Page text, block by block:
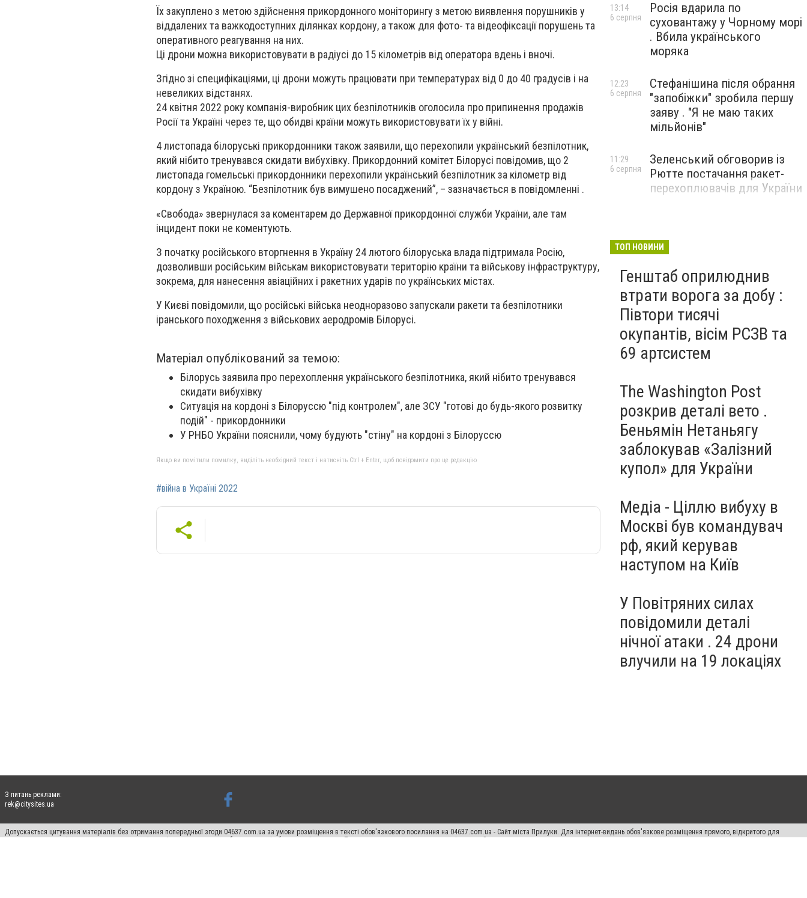
Їх закуплено з метою здійснення прикордонного моніторингу з метою виявлення порушників у
віддалених та важкодоступних ділянках кордону, а також для фото- та відеофіксації порушень та
оперативного реагування на них.
Ці дрони можна використовувати в радіусі до 15 кілометрів від оператора вдень і вночі.
Згідно зі специфікаціями, ці дрони можуть працювати при температурах від 0 до 40 градусів і на
невеликих відстанях.
24 квітня 2022 року компанія-виробник цих безпілотників оголосила про припинення продажів
Росії та Україні через те, що обидві країни можуть використовувати їх у війні.
4 листопада білоруські прикордонники також заявили, що перехопили український безпілотник,
який нібито тренувався скидати вибухівку. Прикордонний комітет Білорусі повідомив, що 2
листопада гомельські прикордонники перехопили український безпілотник за кілометр від
кордону з Україною. “Безпілотник був вимушено посаджений”, – зазначається в повідомленні .
«Свобода» звернулася за коментарем до Державної прикордонної служби України, але там
інцидент поки не коментують.
З початку російського вторгнення в Україну 24 лютого білоруська влада підтримала Росію,
дозволивши російським військам використовувати територію країни та військову інфраструктуру,
зокрема, для нанесення авіаційних і ракетних ударів по українських містах.
У Києві повідомили, що російські війська неодноразово запускали ракети та безпілотники
іранського походження з військових аеродромів Білорусі.
Матеріал опублікований за темою:
Білорусь заявила про перехоплення українського безпілотника, який нібито тренувався
скидати вибухівку
Ситуація на кордоні з Білоруссю "під контролем", але ЗСУ "готові до будь-якого розвитку
подій" - прикордонники
У РНБО України пояснили, чому будують "стіну" на кордоні з Білоруссю
Якщо ви помітили помилку, виділіть необхідний текст і натисніть Ctrl + Enter, щоб повідомити про це редакцію
#війна в Україні 2022
Росія вдарила по
суховантажу у Чорному морі
. Вбила українського
моряка
13:14
6 серпня
Стефанішина після обрання
"запобіжки" зробила першу
заяву . "Я не маю таких
мільйонів"
12:23
6 серпня
Зеленський обговорив із
Рютте постачання ракет-
перехоплювачів для України
11:29
6 серпня
ТОП НОВИНИ
Генштаб оприлюднив
втрати ворога за добу :
Півтори тисячі
окупантів, вісім РСЗВ та
69 артсистем
The Washington Post
розкрив деталі вето .
Беньямін Нетаньягу
заблокував «Залізний
купол» для України
Медіа - Ціллю вибуху в
Москві був командувач
рф, який керував
наступом на Київ
У Повітряних силах
повідомили деталі
нічної атаки . 24 дрони
влучили на 19 локаціях
З питань реклами:
rek@citysites.ua
Допускається цитування матеріалів без отримання попередньої згоди 04637.com.ua за умови розміщення в тексті обов'язкового посилання на 04637.com.ua - Сайт міста Прилуки. Для інтернет-видань обов'язкове розміщення прямого, відкритого для
пошукових систем гіперпосилання на цитовані статті не нижче другого абзацу в тексті або в якості джерела. Порушення виняткових прав переслідується Законом.